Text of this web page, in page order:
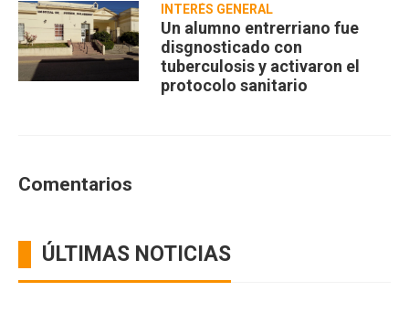
INTERÉS GENERAL
Un alumno entrerriano fue
disgnosticado con
tuberculosis y activaron el
protocolo sanitario
Comentarios
ÚLTIMAS NOTICIAS